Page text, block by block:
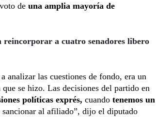
de una amplia mayoría de
a cuatro senadores libero
analizar las cuestiones de fondo, era un
se hizo. Las decisiones del partido en
políticas exprés, cuando tenemos un
sancionar al afiliado”, dijo el diputado